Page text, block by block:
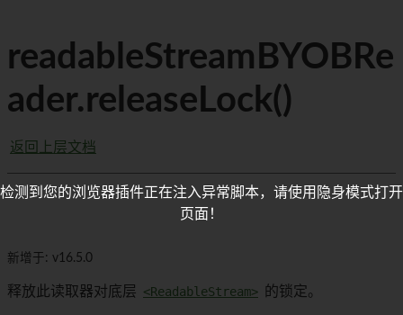
readableStreamBYOBRe
ader.releaseLock()
返回上层文档
新增于: v16.5.0
释放此读取器对底层 <ReadableStream> 的锁定。
检测到您的浏览器插件正在注入异常脚本，请使用隐身模式打开
页面！